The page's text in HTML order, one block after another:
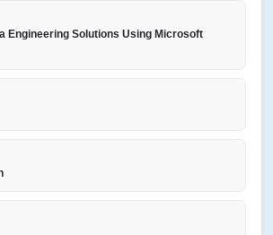
Engineering Solutions Using Microsoft